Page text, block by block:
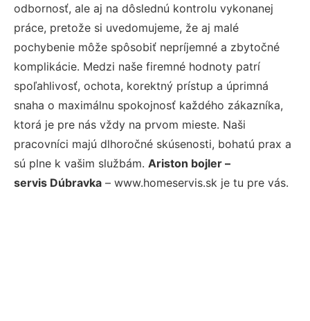
odbornosť, ale aj na dôslednú kontrolu vykonanej
práce, pretože si uvedomujeme, že aj malé
pochybenie môže spôsobiť nepríjemné a zbytočné
komplikácie. Medzi naše firemné hodnoty patrí
spoľahlivosť, ochota, korektný prístup a úprimná
snaha o maximálnu spokojnosť každého zákazníka,
ktorá je pre nás vždy na prvom mieste. Naši
pracovníci majú dlhoročné skúsenosti, bohatú prax a
sú plne k vašim službám. Ariston bojler –
servis Dúbravka – www.homeservis.sk je tu pre vás.